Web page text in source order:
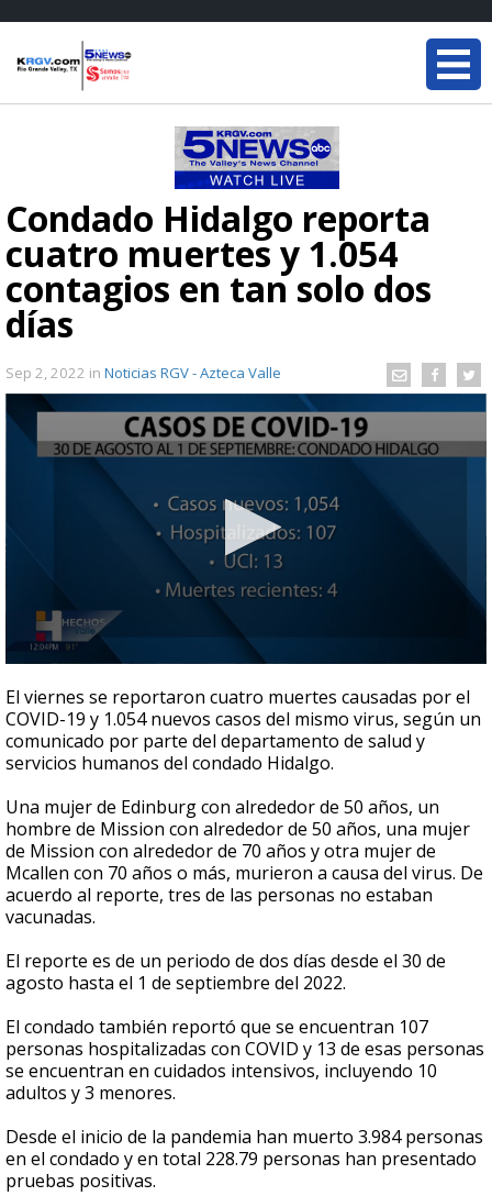
Condado Hidalgo reporta
cuatro muertes y 1.054
contagios en tan solo dos
días
Sep 2, 2022 in Noticias RGV - Azteca Valle
seconds
of
33
seconds
El viernes se reportaron cuatro muertes causadas por el
COVID-19 y 1.054 nuevos casos del mismo virus, según un
comunicado por parte del departamento de salud y
servicios humanos del condado Hidalgo.
Una mujer de Edinburg con alrededor de 50 años, un
hombre de Mission con alrededor de 50 años, una mujer
de Mission con alrededor de 70 años y otra mujer de
Mcallen con 70 años o más, murieron a causa del virus. De
acuerdo al reporte, tres de las personas no estaban
vacunadas.
El reporte es de un periodo de dos días desde el 30 de
agosto hasta el 1 de septiembre del 2022.
El condado también reportó que se encuentran 107
personas hospitalizadas con COVID y 13 de esas personas
se encuentran en cuidados intensivos, incluyendo 10
adultos y 3 menores.
Desde el inicio de la pandemia han muerto 3.984 personas
en el condado y en total 228.79 personas han presentado
pruebas positivas.